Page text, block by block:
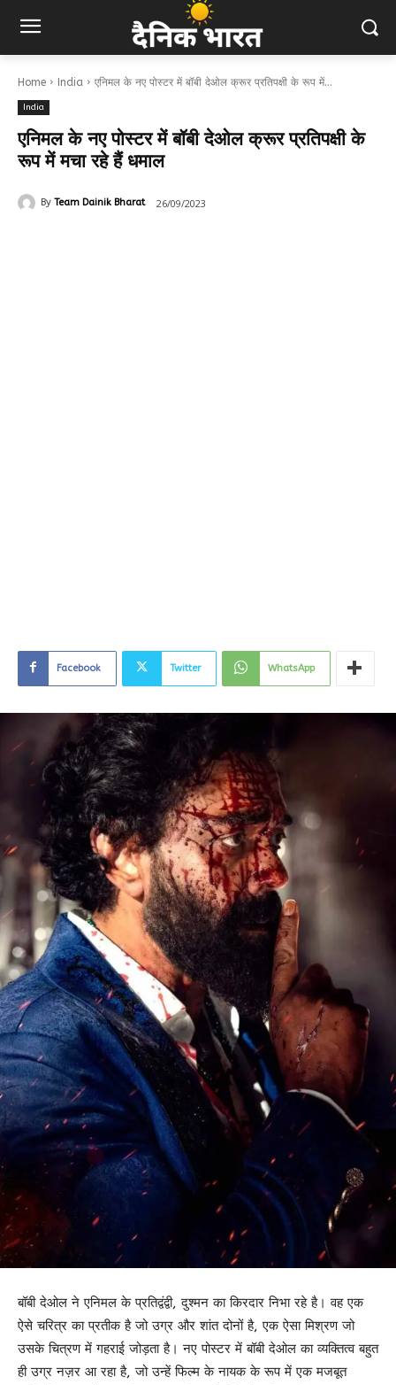
Home India एनिमल के नए पोस्टर में बॉबी देओल क्रूर प्रतिपक्षी के रूप में...
India
एनिमल के नए पोस्टर में बॉबी देओल क्रूर प्रतिपक्षी के
रूप में मचा रहे हैं धमाल
By Team Dainik Bharat 26/09/2023
Facebook Twitter WhatsApp
बॉबी देओल ने एनिमल के प्रतिद्वंद्वी, दुश्मन का किरदार निभा रहे है। वह एक
ऐसे चरित्र का प्रतीक है जो उग्र और शांत दोनों है, एक ऐसा मिश्रण जो
उसके चित्रण में गहराई जोड़ता है। नए पोस्टर में बॉबी देओल का व्यक्तित्व बहुत
ही उग्र नज़र आ रहा है, जो उन्हें फिल्म के नायक के रूप में एक मजबूत